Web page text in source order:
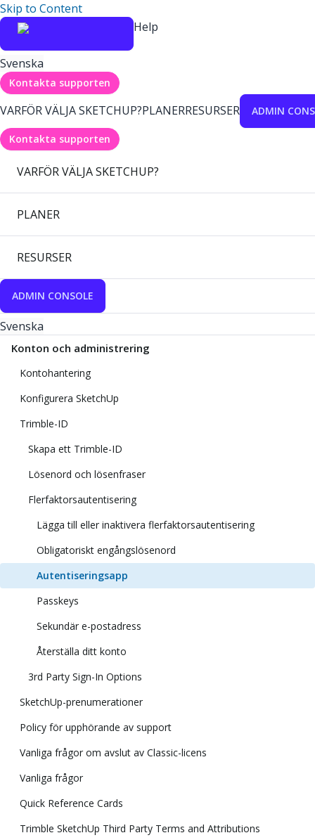
Skip to Content
Help
Svenska
Kontakta supporten
VARFÖR VÄLJA SKETCHUP?PLANERRESURSER ADMIN
Kontakta supporten
VARFÖR VÄLJA SKETCHUP?
PLANER
RESURSER
ADMIN CONSOLE
Svenska
Konton och administrering
Kontohantering
Konfigurera SketchUp
Trimble-ID
Skapa ett Trimble-ID
Lösenord och lösenfraser
Flerfaktorsautentisering
Lägga till eller inaktivera flerfaktorsautentisering
Obligatoriskt engångslösenord
Autentiseringsapp
Passkeys
Sekundär e-postadress
Återställa ditt konto
3rd Party Sign-In Options
SketchUp-prenumerationer
Policy för upphörande av support
Vanliga frågor om avslut av Classic-licens
Vanliga frågor
Quick Reference Cards
Trimble SketchUp Third Party Terms and Attributions